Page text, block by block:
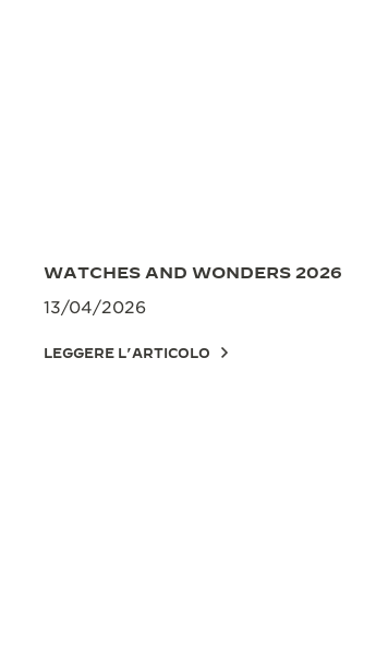
WATCHES AND WONDERS 2026
13/04/2026
LEGGERE L’ARTICOLO